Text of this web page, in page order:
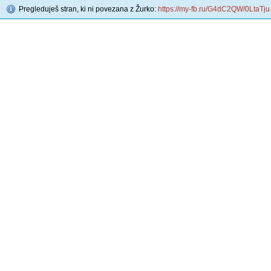
Pregleduješ stran, ki ni povezana z Žurko: https://my-fb.ru/G4dC2QW/